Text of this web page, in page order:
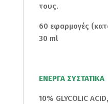
τους.
60 εφαρμογές
30 ml
ΕΝΕΡΓΑ ΣΥΣΤΑΤΙΚΑ
10% GLYCOLIC